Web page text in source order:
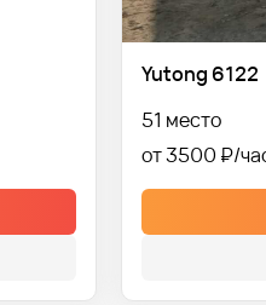
Yutong 6122
51 место
от 3500 ₽